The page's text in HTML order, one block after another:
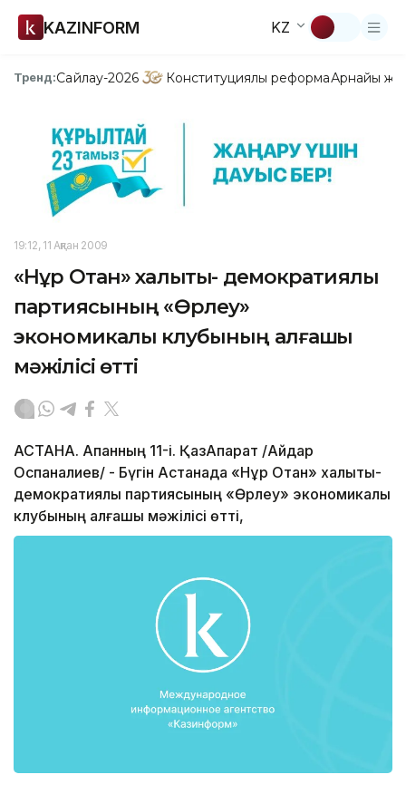
KAZINFORM KZ
Тренд:Сайлау-2026 Конституциялық реформаАрнайы
19:12, 11 Ақпан 2009
«Нұр Отан» халықтық- демократиялық
партиясының «Өрлеу»
экономикалық клубының алғашқы
мәжілісі өтті
АСТАНА. Ақпанның 11-і. ҚазАқпарат /Айдар
Оспаналиев/ - Бүгін Астанада «Нұр Отан» халықтық-
демократиялық партиясының «Өрлеу» экономикалық
клубының алғашқы мәжілісі өтті,